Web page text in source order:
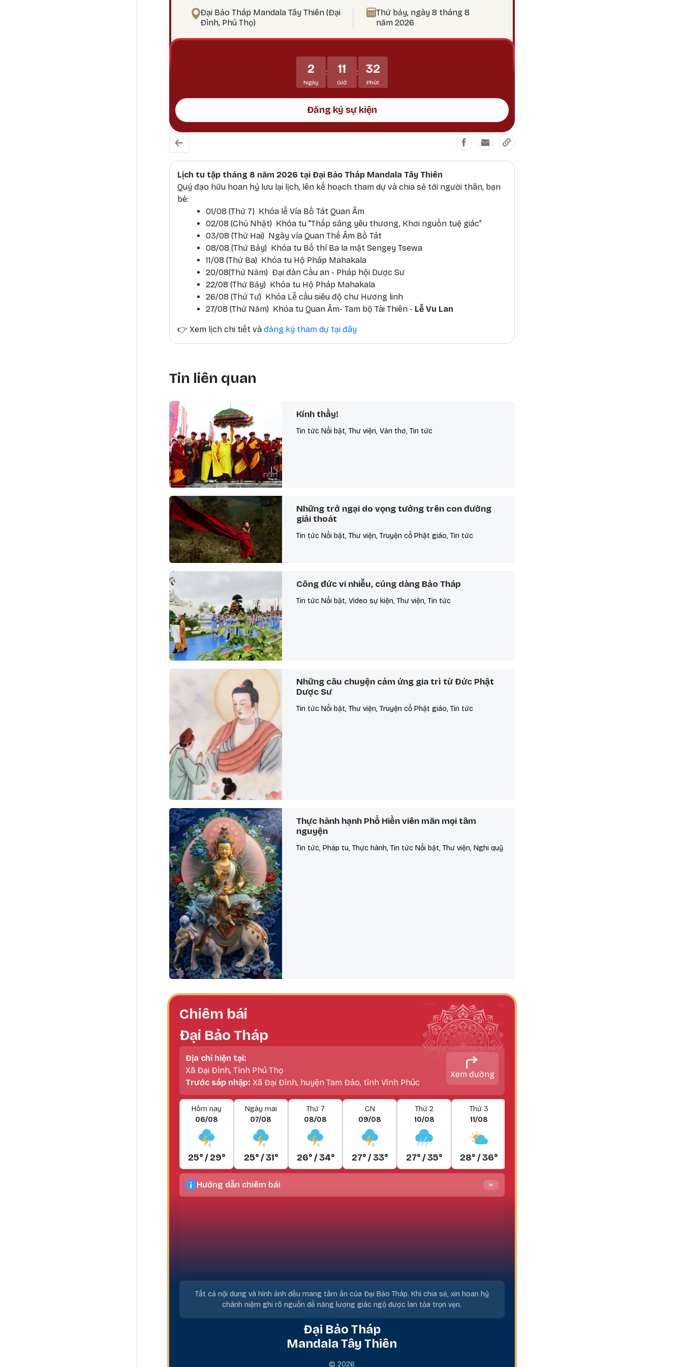
điểm công đức tu tập tăng trưởng mạnh mẽ, đặc biệt thích hợp để thực hành các
pháp tu Phật Bản Tôn Mẫu Tính.
Đại Bảo Tháp Mandala Tây Thiên (Đại
Đình, Phú Thọ)
Thứ bảy, ngày 8 tháng 8
năm 2026
2
Ngày
: 11
Giờ
: 32
Phút
Đăng ký sự kiện
Lịch tu tập tháng 8 năm 2026 tại Đại Bảo Tháp Mandala Tây Thiên
Quý đạo hữu hoan hỷ lưu lại lịch, lên kế hoạch tham dự và chia sẻ tới người thân, bạn
bè:
01/08 (Thứ 7) Khóa lễ Vía Bồ Tát Quan Âm
02/08 (Chủ Nhật) Khóa tu "Thắp sáng yêu thương, Khơi nguồn tuệ giác”
03/08 (Thứ Hai) Ngày vía Quan Thế Âm Bồ Tát
08/08 (Thứ Bảy) Khóa tu Bố thí Ba la mật Sengey Tsewa
11/08 (Thứ Ba) Khóa tu Hộ Pháp Mahakala
20/08(Thứ Năm) Đại đàn Cầu an - Pháp hội Dược Sư
22/08 (Thứ Bảy) Khóa tu Hộ Pháp Mahakala
26/08 (Thứ Tư) Khóa Lễ cầu siêu độ chư Hương linh
27/08 (Thứ Năm) Khóa tu Quan Âm- Tam bộ Tài Thiên - Lễ Vu Lan
👉 Xem lịch chi tiết và đăng ký tham dự tại đây
Tin liên quan
Kính thầy!
Tin tức Nổi bật, Thư viện, Văn thơ, Tin tức
Những trở ngại do vọng tưởng trên con đường
giải thoát
Tin tức Nổi bật, Thư viện, Truyện cổ Phật giáo, Tin tức
Công đức vi nhiễu, cúng dàng Bảo Tháp
Tin tức Nổi bật, Video sự kiện, Thư viện, Tin tức
Những câu chuyện cảm ứng gia trì từ Đức Phật
Dược Sư
Tin tức Nổi bật, Thư viện, Truyện cổ Phật giáo, Tin tức
Thực hành hạnh Phổ Hiền viên mãn mọi tâm
nguyện
Tin tức, Pháp tu, Thực hành, Tin tức Nổi bật, Thư viện, Nghi quỹ
Chiêm bái
Đại Bảo Tháp
Địa chỉ hiện tại:
Xã Đại Đình, Tình Phú Thọ
Trước sáp nhập: Xã Đại Đình, huyện Tam Đảo, tỉnh Vĩnh Phúc
Xem đường
Hôm nay
06/08
25° / 29°
Ngày mai
07/08
25° / 31°
Thứ 7
08/08
26° / 34°
CN
09/08
27° / 33°
Thứ 2
10/08
27° / 35°
Thứ 3
11/08
28° / 36°
Hướng dẫn chiêm bái
Tất cả nội dung và hình ảnh đều mang tâm ấn của Đại Bảo Tháp. Khi chia sẻ, xin hoan hỷ
chánh niệm ghi rõ nguồn để năng lượng giác ngộ được lan tỏa trọn vẹn.
Đại Bảo Tháp
Mandala Tây Thiên
© 2026